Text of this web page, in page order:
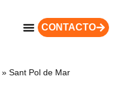
CONTACTO
» Sant Pol de Mar